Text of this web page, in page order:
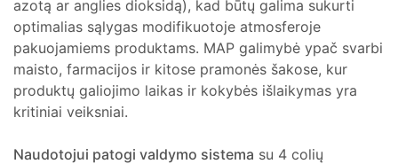
azotą ar anglies dioksidą), kad būtų galima sukurti
optimalias sąlygas modifikuotoje atmosferoje
pakuojamiems produktams. MAP galimybė ypač svarbi
maisto, farmacijos ir kitose pramonės šakose, kur
produktų galiojimo laikas ir kokybės išlaikymas yra
kritiniai veiksniai.
Naudotojui patogi valdymo sistema su 4 colių